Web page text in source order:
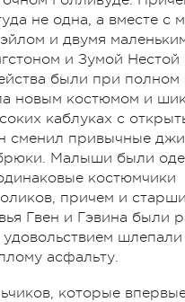
не одна, а вместе с
и двумя
и Зумой Нестой
были при полном
новым костюмом и
каблуках с
сменил привычные
Малыши были
костюмчики
причем и
Гвен и Гэвина были
асфальту.
которые